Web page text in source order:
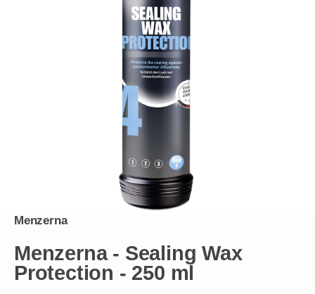
Menzerna
Menzerna - Sealing Wax
Protection - 250 ml